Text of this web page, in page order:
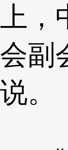
上
会副
说。